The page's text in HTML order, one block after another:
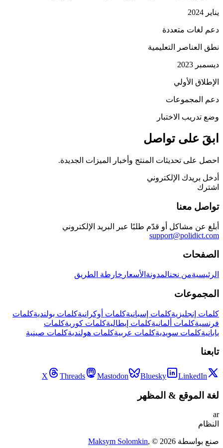
يناير 2024
دعم لغات متعددة
نطق العناصر التعليمية
ديسمبر 2023
الإطلاق الأولي
دعم المجموعات
وضع تدريب الاختبار
ابقَ على تواصل
احصل على تحديثات المنتج وأخبار الميزات الجديدة.
أدخل بريدك الإلكتروني
اشترك
تواصل معنا
أبلغ عن مشاكل أو قدّم طلبًا عبر البريد الإلكتروني
support@polidict.com
الصفحات
الرئيسيةمن نحنالمدونة الأسعار خارطة الطريق
المجموعات
كلمات إنجليزيةكلمات إسبانيةكلمات أوكرانيةكلمات بولنديةكلمات
فرنسيةكلمات ألمانيةكلمات إيطاليةكلمات كوريةكلمات
يابانيةكلمات سويديةكلمات عربيةكلمات هولنديةكلمات صينية
تابعنا
X Threads Mastodon Bluesky LinkedIn
لغة الموقع & المظهر
ar
النظام
صنع بواسطة Maksym Solomkin, © 2026